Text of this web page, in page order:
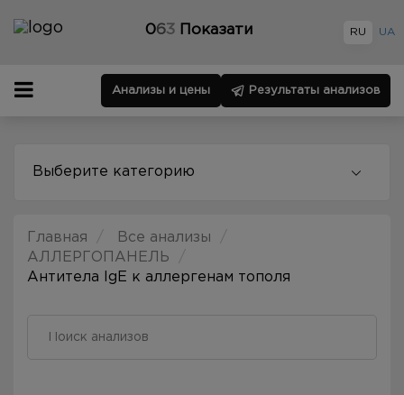
063 Показати RU UA
Анализы и цены Результаты анализов
Выберите категорию
Главная
Все анализы
АЛЛЕРГОПАНЕЛЬ
Антитела IgE к аллергенам тополя